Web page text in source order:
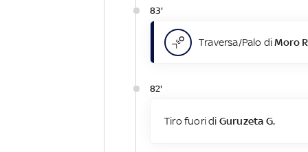
83'
Traversa/Palo diMoro
82'
Tiro fuori di Guruzeta G.